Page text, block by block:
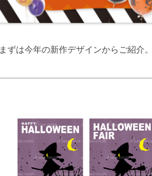
まずは今年の新作デザインからご紹介。